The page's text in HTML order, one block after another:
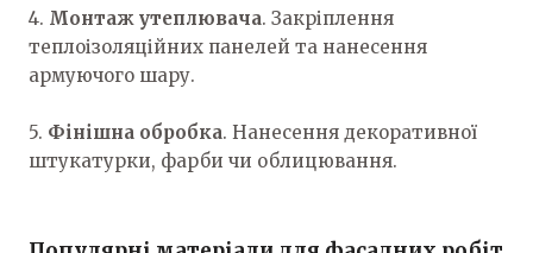
4. Монтаж утеплювача. Закріплення
теплоізоляційних панелей та нанесення
армуючого шару.
5. Фінішна обробка. Нанесення декоративної
штукатурки, фарби чи облицювання.